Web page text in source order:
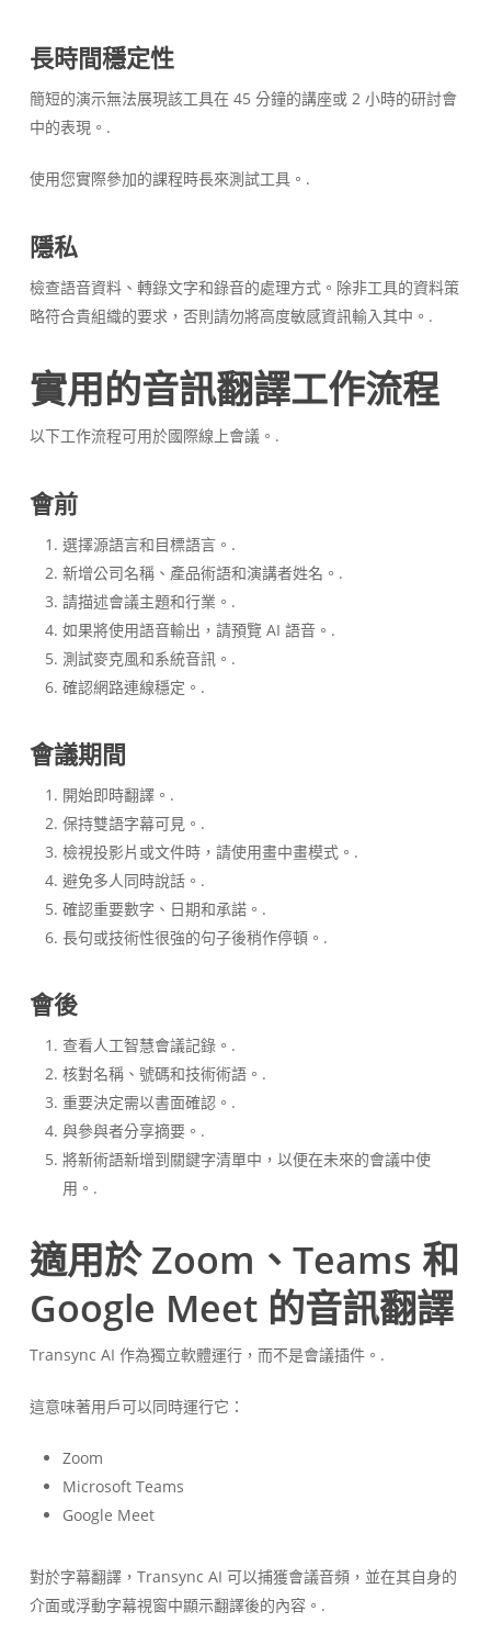
長時間穩定性
簡短的演示無法展現該工具在 45 分鐘的講座或 2 小時的研討會
中的表現。.
使用您實際參加的課程時長來測試工具。.
隱私
檢查語音資料、轉錄文字和錄音的處理方式。除非工具的資料策
略符合貴組織的要求，否則請勿將高度敏感資訊輸入其中。.
實用的音訊翻譯工作流程
以下工作流程可用於國際線上會議。.
會前
選擇源語言和目標語言。.
新增公司名稱、產品術語和演講者姓名。.
請描述會議主題和行業。.
如果將使用語音輸出，請預覽 AI 語音。.
測試麥克風和系統音訊。.
確認網路連線穩定。.
會議期間
開始即時翻譯。.
保持雙語字幕可見。.
檢視投影片或文件時，請使用畫中畫模式。.
避免多人同時說話。.
確認重要數字、日期和承諾。.
長句或技術性很強的句子後稍作停頓。.
會後
查看人工智慧會議記錄。.
核對名稱、號碼和技術術語。.
重要決定需以書面確認。.
與參與者分享摘要。.
將新術語新增到關鍵字清單中，以便在未來的會議中使
用。.
適用於 Zoom、Teams 和
Google Meet 的音訊翻譯
Transync AI 作為獨立軟體運行，而不是會議插件。.
這意味著用戶可以同時運行它：
Zoom
Microsoft Teams
Google Meet
對於字幕翻譯，Transync AI 可以捕獲會議音頻，並在其自身的
介面或浮動字幕視窗中顯示翻譯後的內容。.